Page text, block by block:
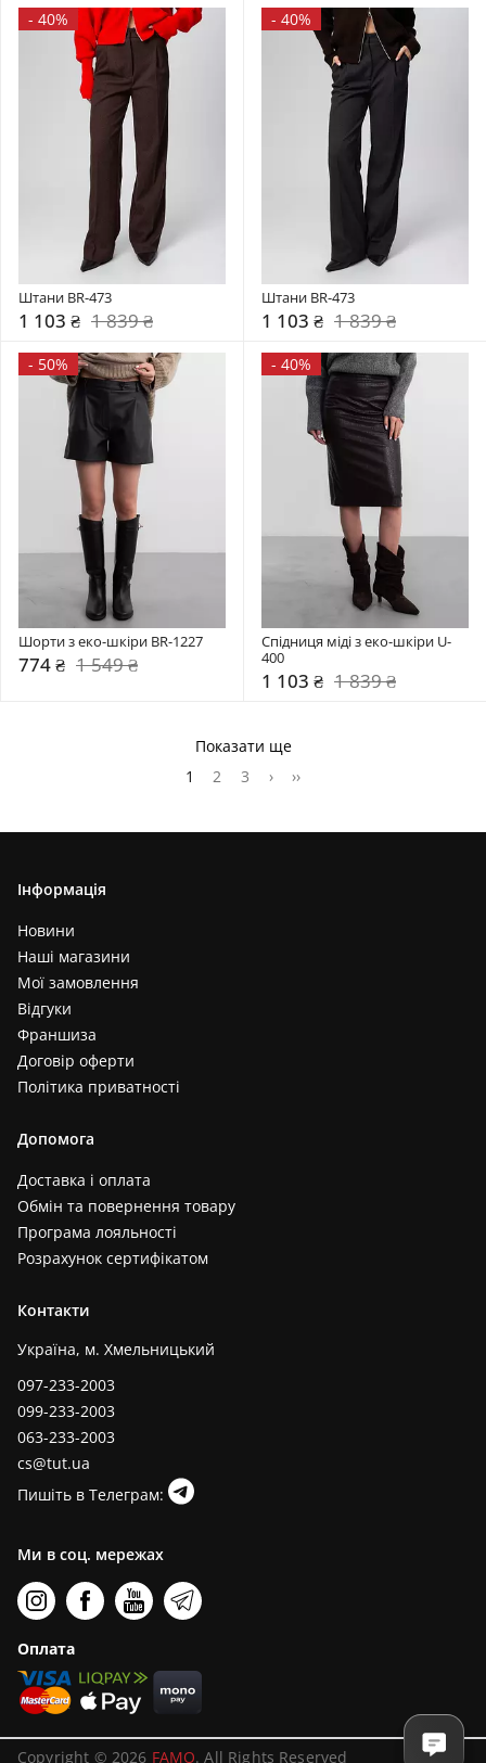
- 40%
Штани BR-473
1 103 ₴ 1 839 ₴
- 40%
Штани BR-473
1 103 ₴ 1 839 ₴
- 50%
Шорти з еко-шкіри BR-1227
774 ₴ 1 549 ₴
- 40%
Спідниця міді з еко-шкіри U-
400
1 103 ₴ 1 839 ₴
Показати ще
1
2 3 › ››
Інформація
Новини
Наші магазини
Мої замовлення
Відгуки
Франшиза
Договір оферти
Політика приватності
Допомога
Доставка і оплата
Обмін та повернення товару
Програма лояльності
Розрахунок сертифікатом
Контакти
Україна, м. Хмельницький
097-233-2003
099-233-2003
063-233-2003
cs@tut.ua
Пишіть в Телеграм:
Ми в соц. мережах
Оплата
Copyright © 2026 FAMO. All Rights Reserved